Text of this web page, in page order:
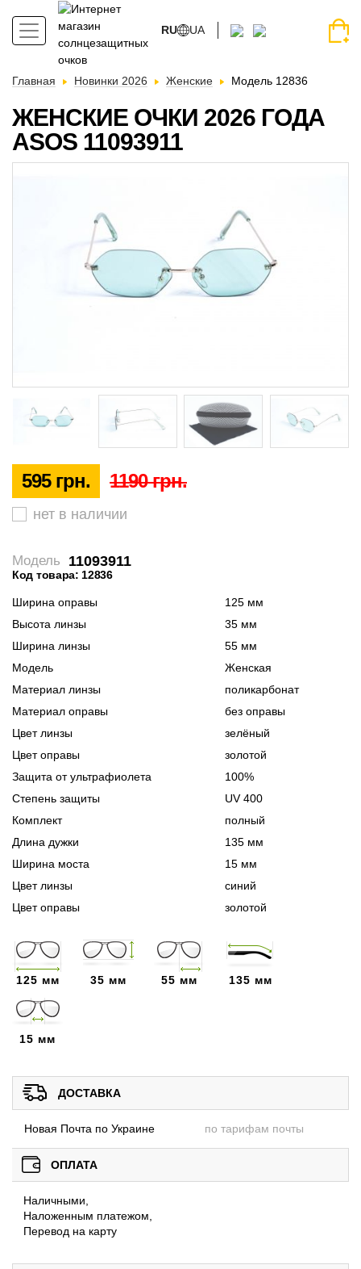
RU UA
Главная Новинки 2026 Женские Модель 12836
ЖЕНСКИЕ ОЧКИ 2026 ГОДА
АSOS 11093911
595 грн. 1190 грн.
нет в наличии
11093911
Модель
Код товара: 12836
Ширина оправы
125 мм
Высота линзы
35 мм
Ширина линзы
55 мм
Модель
Женская
Материал линзы
поликарбонат
Материал оправы
без оправы
Цвет линзы
зелёный
Цвет оправы
золотой
Защита от ультрафиолета
100%
Степень защиты
UV 400
Комплект
полный
Длина дужки
135 мм
Ширина моста
15 мм
Цвет линзы
синий
Цвет оправы
золотой
125 мм 35 мм 55 мм 135 мм
15 мм
ДОСТАВКА
Новая Почта по Украине по тарифам почты
ОПЛАТА
Наличными,
Наложенным платежом,
Перевод на карту